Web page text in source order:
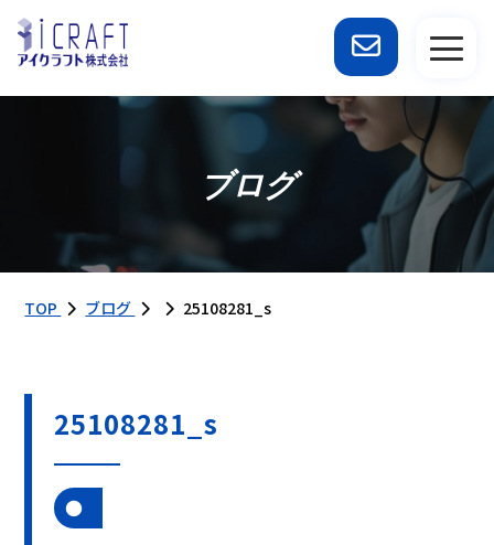
ブログ
TOP ブログ 25108281_s
25108281_s